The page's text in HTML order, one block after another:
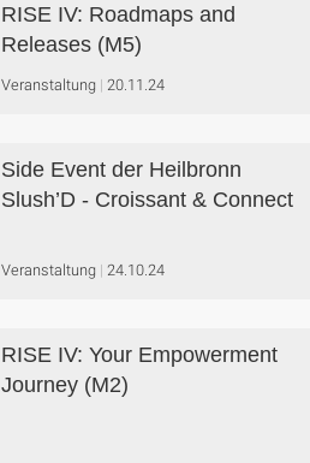
RISE IV: Roadmaps and
Releases (M5)
Veranstaltung 20.11.24
Side Event der Heilbronn
Slush’D - Croissant & Connect
Veranstaltung 24.10.24
RISE IV: Your Empowerment
Journey (M2)